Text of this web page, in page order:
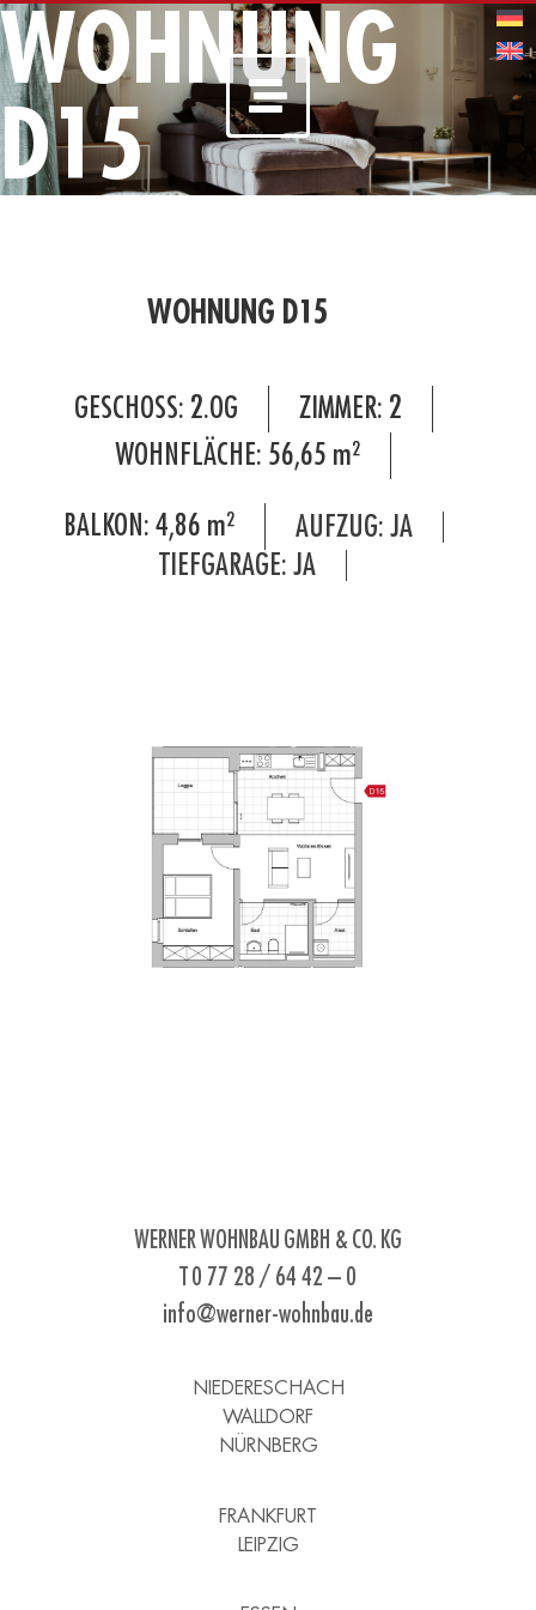
WOHNUNG
D15
WOHNUNG D15
GESCHOSS: 2.OG ZIMMER: 2
WOHNFLÄCHE: 56,65 m²
BALKON: 4,86 m²
AUFZUG: JA
TIEFGARAGE: JA
WERNER WOHNBAU GMBH & CO. KG
T 0 77 28 / 64 42 – 0
info@werner-wohnbau.de
NIEDERESCHACH
WALLDORF
NÜRNBERG
FRANKFURT
LEIPZIG